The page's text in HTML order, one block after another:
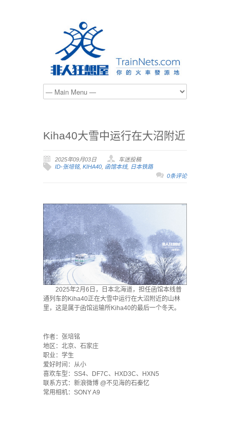
Kiha40大雪中运行在大沼附近
2025年09月03日
车迷投稿
ID-张培铭, KIHA40, 函馆本线, 日本铁路
0条评论
2025年2月6日，日本北海道，担任函馆本线普
通列车的Kiha40正在大雪中运行在大沼附近的山林
里，这是属于函馆运输所Kiha40的最后一个冬天。
作者：张培铭
地区：北京、石家庄
职业：学生
爱好时间：从小
喜欢车型：SS4、DF7C、HXD3C、HXN5
联系方式：新浪微博 @不见海的石秦忆
常用相机：SONY A9